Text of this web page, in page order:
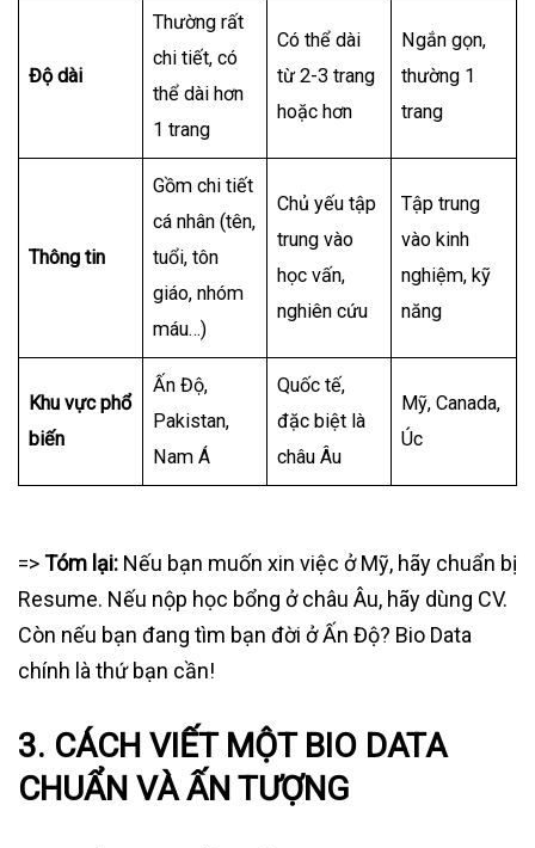
Độ dài
Thường rất
chi tiết, có
thể dài hơn
1 trang
Có thể dài
từ 2-3 trang
hoặc hơn
Ngắn gọn,
thường 1
trang
Thông tin
Gồm chi tiết
cá nhân (tên,
tuổi, tôn
giáo, nhóm
máu…)
Chủ yếu tập
trung vào
học vấn,
nghiên cứu
Tập trung
vào kinh
nghiệm, kỹ
năng
Khu vực phổ
biến
Ấn Độ,
Pakistan,
Nam Á
Quốc tế,
đặc biệt là
châu Âu
Mỹ, Canada,
Úc
=>Tóm lại: Nếu bạn muốn xin việc ở Mỹ, hãy chuẩn bị
Resume. Nếu nộp học bổng ở châu Âu, hãy dùng CV.
Còn nếu bạn đang tìm bạn đời ở Ấn Độ? Bio Data
chính là thứ bạn cần!
3. CÁCH VIẾT MỘT BIO DATA
CHUẨN VÀ ẤN TƯỢNG